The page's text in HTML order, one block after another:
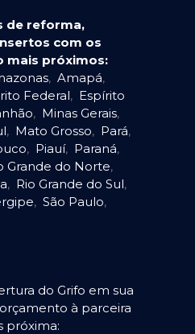
de reforma,
com os
mais próximos:
, Amapá,
Federal, Espírito
, Minas Gerais,
, Mato Grosso, Pará,
, Piauí, Paraná,
Grande do Norte,
, Rio Grande do Sul,
, São Paulo,
do Grifo em sua
à parceira
próxima: